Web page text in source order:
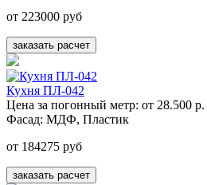
от 223000 руб
заказать расчет
Кухня ПЛ-042
Цена за погонный метр: от 28.500 р.
Фасад: МДФ, Пластик
от 184275 руб
заказать расчет